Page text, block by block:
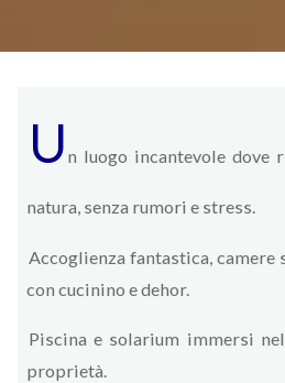
U n luogo incantevole dove
natura, senza rumori e stress.
Accoglienza fantastica, camere
con cucinino e dehor.
Piscina e solarium immersi
proprietà.